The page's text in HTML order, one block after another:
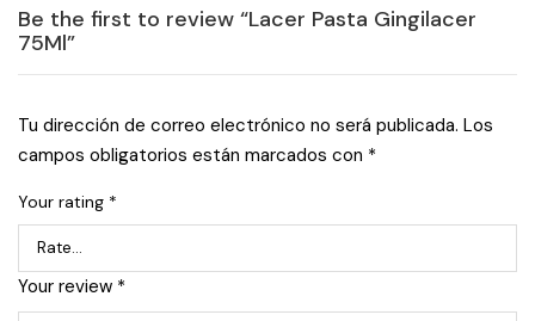
Be the first to review “Lacer Pasta Gingilacer
75Ml”
Tu dirección de correo electrónico no será publicada. Los
campos obligatorios están marcados con *
Your rating *
Your review *